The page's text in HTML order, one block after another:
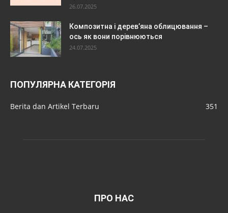
26.07.2025
Композитна і дерев’яна облицювання –
ось як вони порівнюються
24.07.2025
ПОПУЛЯРНА КАТЕГОРІЯ
Berita dan Artikel Terbaru 351
ПРО НАС